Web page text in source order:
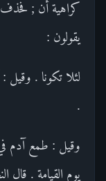
كراهية أن ;
يقولون :
لئلا تكونا . وقيل :
.
وقيل : طمع آدم في
يوم القيامة . قال